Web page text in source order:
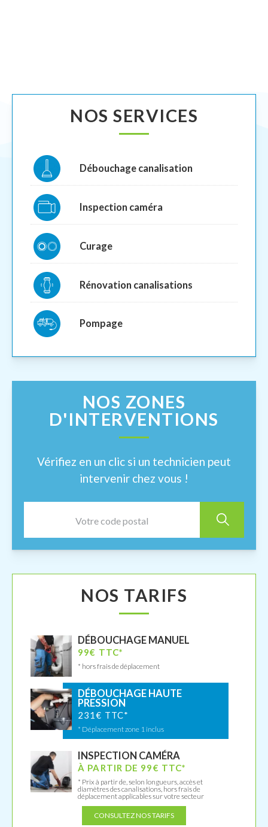
NOS SERVICES
Débouchage canalisation
Inspection caméra
Curage
Rénovation canalisations
Pompage
NOS ZONES
D'INTERVENTIONS
Vérifiez en un clic si un technicien peut
intervenir chez vous !
NOS TARIFS
DÉBOUCHAGE MANUEL
99€ TTC*
* hors frais de déplacement
DÉBOUCHAGE HAUTE
PRESSION
231€ TTC*
* Déplacement zone 1 inclus
INSPECTION CAMÉRA
À PARTIR DE 99€ TTC*
* Prix à partir de, selon longueurs, accès et
diamètres des canalisations, hors frais de
déplacement applicables sur votre secteur
CONSULTEZ NOS TARIFS